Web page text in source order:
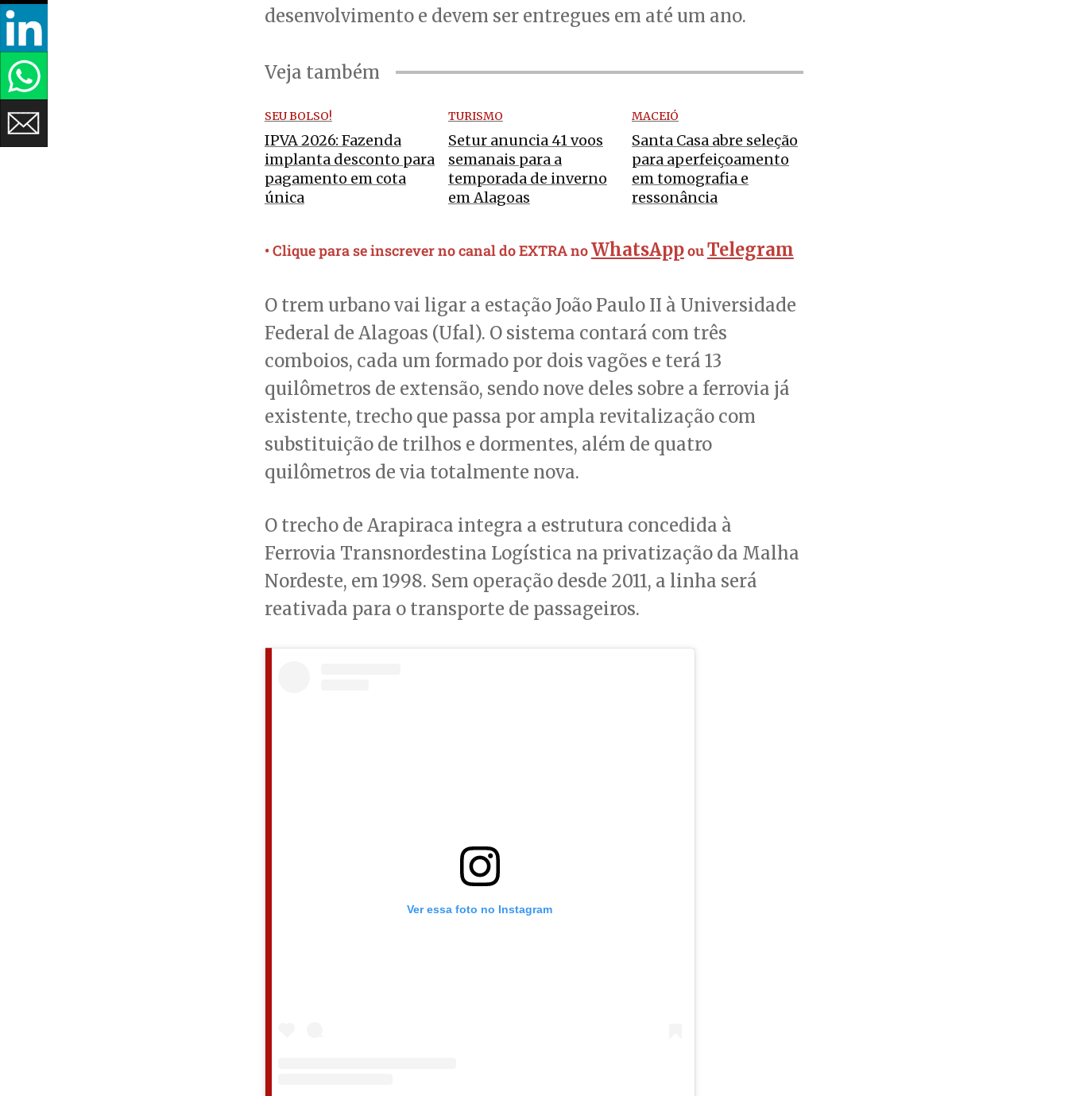
desenvolvimento e devem ser entregues em até um ano.
Veja também
SEU BOLSO!
IPVA 2026: Fazenda
implanta desconto para
pagamento em cota
única
TURISMO
Setur anuncia 41 voos
semanais para a
temporada de inverno
em Alagoas
MACEIÓ
Santa Casa abre seleção
para aperfeiçoamento
em tomografia e
ressonância
• Clique para se inscrever no canal do EXTRA noWhatsAppouTelegram
O trem urbano vai ligar a estação João Paulo II à Universidade
Federal de Alagoas (Ufal). O sistema contará com três
comboios, cada um formado por dois vagões e terá 13
quilômetros de extensão, sendo nove deles sobre a ferrovia já
existente, trecho que passa por ampla revitalização com
substituição de trilhos e dormentes, além de quatro
quilômetros de via totalmente nova.
O trecho de Arapiraca integra a estrutura concedida à
Ferrovia Transnordestina Logística na privatização da Malha
Nordeste, em 1998. Sem operação desde 2011, a linha será
reativada para o transporte de passageiros.
Ver essa foto no Instagram